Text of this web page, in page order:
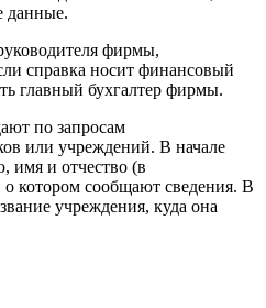
данные.
фирмы,
справка носит финансовый
главный бухгалтер фирмы.
по запросам
или учреждений. В начале
имя и отчество (в
котором сообщают сведения. В
учреждения, куда она